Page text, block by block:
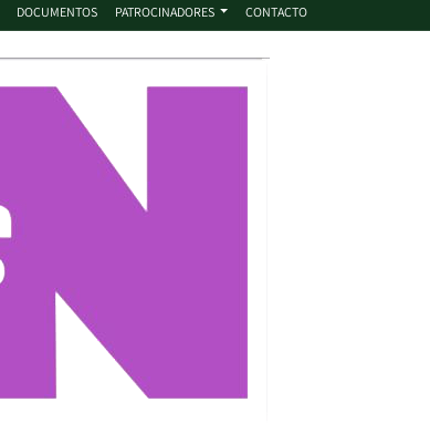
DOCUMENTOS PATROCINADORES CONTACTO